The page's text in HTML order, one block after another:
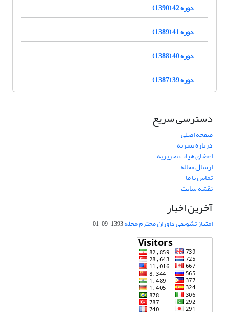
دوره 42 (1390)
دوره 41 (1389)
دوره 40 (1388)
دوره 39 (1387)
دسترسی سریع
صفحه اصلی
درباره نشریه
اعضای هیات تحریریه
ارسال مقاله
تماس با ما
نقشه سایت
آخرین اخبار
امتیاز تشویقی داوران محترم مجله1393-09-01